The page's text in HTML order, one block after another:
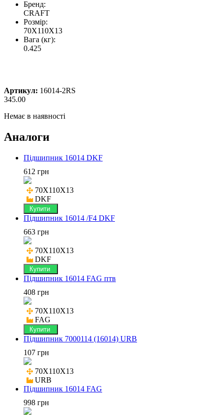
Бренд:
CRAFT
Розмір:
70X110X13
Вага (кг):
0.425
Артикул: 16014-2RS
345.00
Немає в наявності
Аналоги
Підшипник 16014 DKF
612 грн
70X110X13
DKF
Купити
Підшипник 16014 /F4 DKF
663 грн
70X110X13
DKF
Купити
Підшипник 16014 FAG птв
408 грн
70X110X13
FAG
Купити
Підшипник 7000114 (16014) URB
107 грн
70X110X13
URB
Підшипник 16014 FAG
998 грн